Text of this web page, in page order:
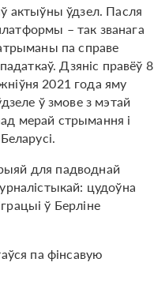
актыўны ўдзел. Пасля
– так званага
па справе
Дзяніс правёў 8
2021 года яму
ў змове з мэтай
мерай стрымання і
для падводнай
цудоўна
ў Берліне
па фінсавую